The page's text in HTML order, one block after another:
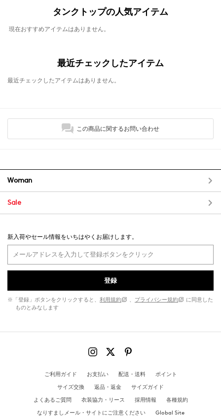
タンクトップの人気アイテム
現在おすすめアイテムはありません。
最近チェックしたアイテム
最近チェックしたアイテムはありません。
この商品に関するお問い合わせ
Woman
Sale
新入荷やセール情報をいちはやくお届けします。
登録
※「登録」ボタンをクリックすると、 利用規約 、 プライバシー規約
に同意した
ものとみなします
ご利用ガイド お支払い 配送・送料
ポイント
サイズ交換
返品・返金
サイズガイド
よくあるご質問
衣装協力・リース 採用情報
各種規約
なりすましメール・サイトにご注意ください
Global Site